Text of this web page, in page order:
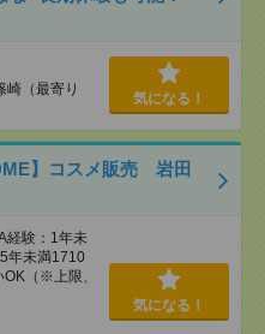
崎（最寄り
気になる！
】コスメ販売 岩田
験：1年未
年未満1710
（※上限、
気になる！